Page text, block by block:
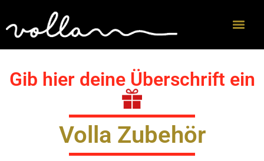
Gib hier deine Überschrift ein
Volla Zubehör